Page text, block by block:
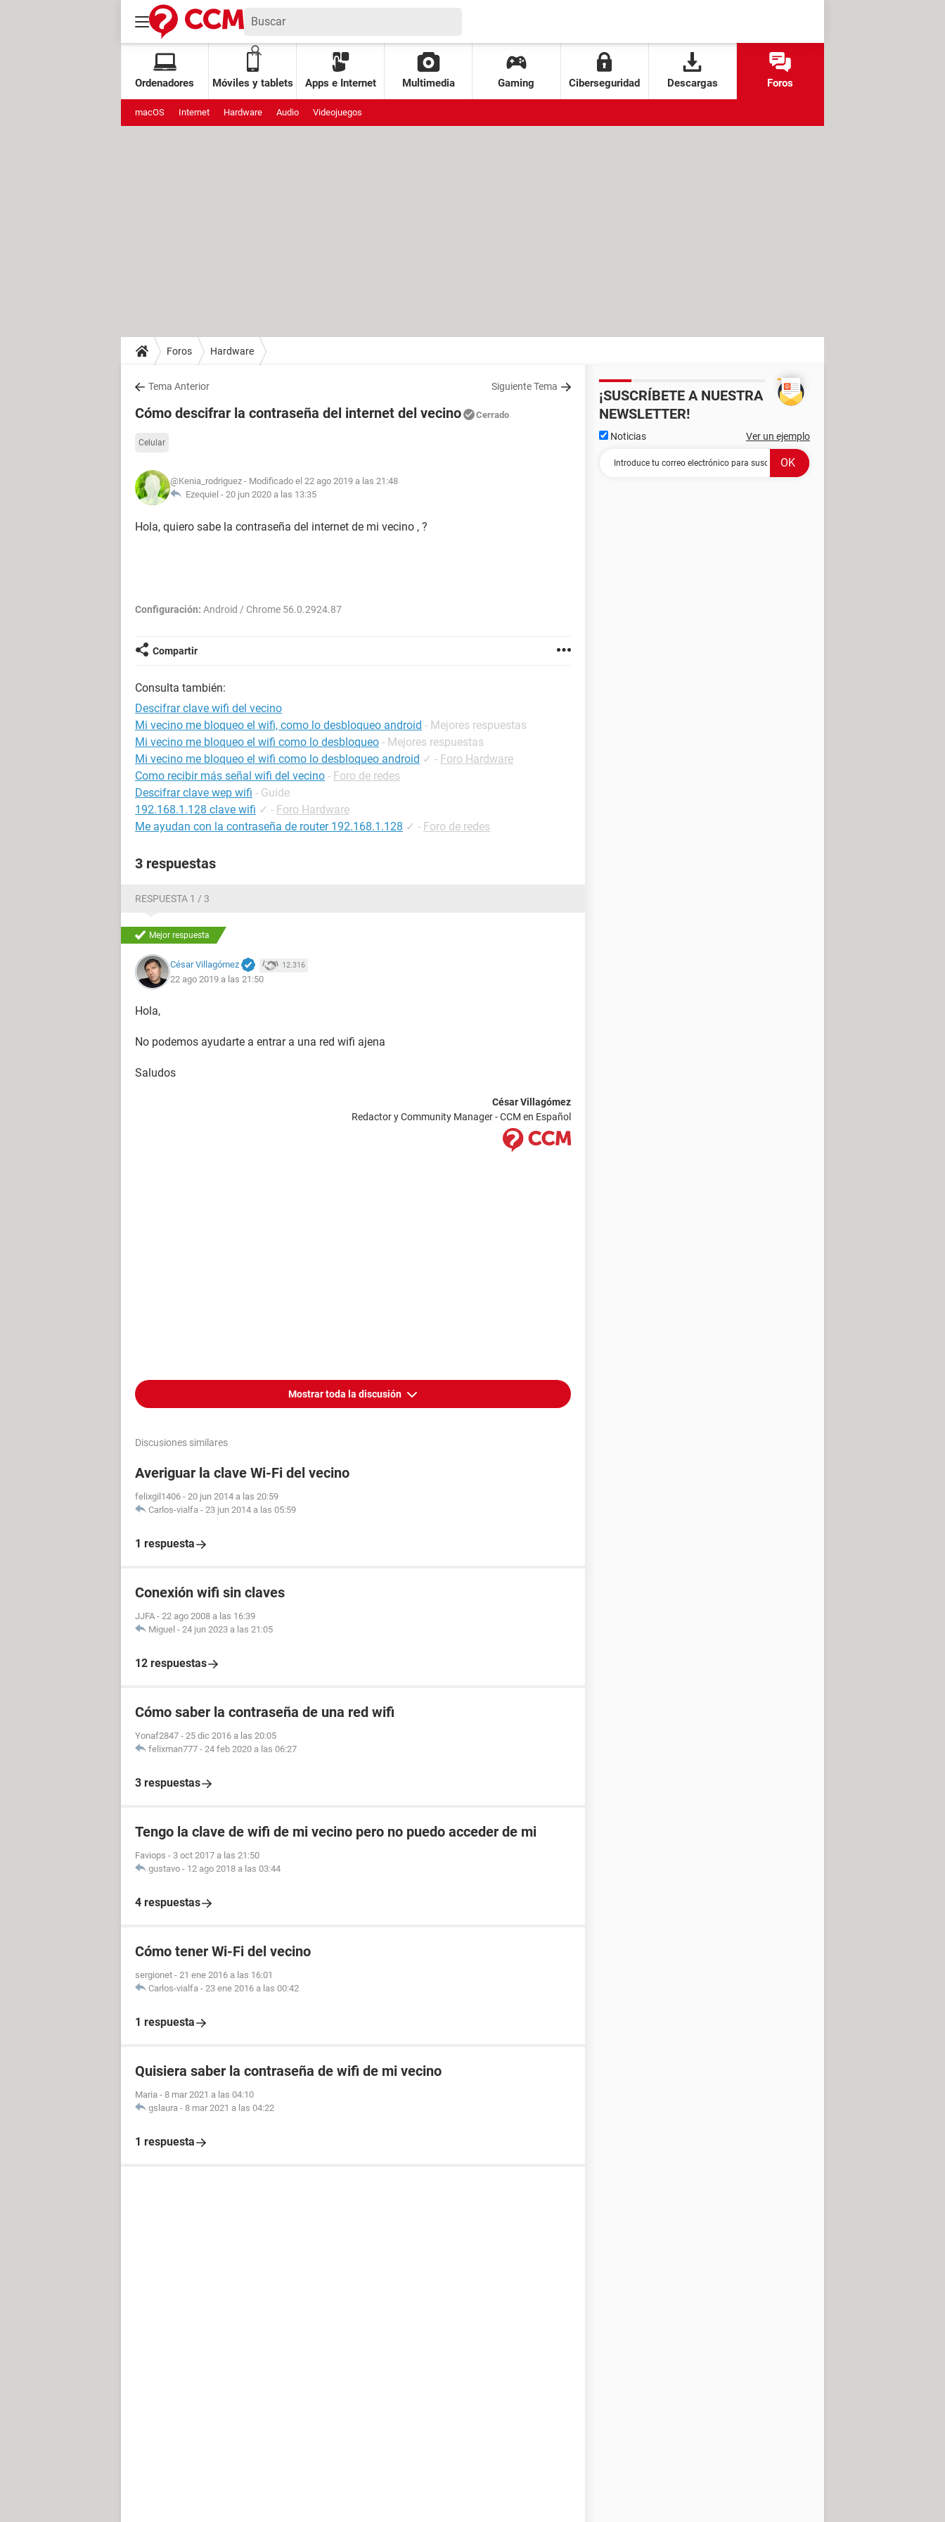
Ordenadores Móviles y tablets Apps e Internet Multimedia Gaming Ciberseguridad Descargas Foros
macOS Internet Hardware Audio Videojuegos
Foros Hardware
Tema Anterior Siguiente Tema
Cómo descifrar la contraseña del internet del vecino Cerrado
Celular
@Kenia_rodriguez - Modificado el 22 ago 2019 a las 21:48
Ezequiel - 20 jun 2020 a las 13:35
Hola, quiero sabe la contraseña del internet de mi vecino , ?
Configuración: Android / Chrome 56.0.2924.87
Compartir
Consulta también:
Descifrar clave wifi del vecino
Mi vecino me bloqueo el wifi, como lo desbloqueo android - Mejores respuestas
Mi vecino me bloqueo el wifi como lo desbloqueo - Mejores respuestas
Mi vecino me bloqueo el wifi como lo desbloqueo android ✓ - Foro Hardware
Como recibir más señal wifi del vecino - Foro de redes
Descifrar clave wep wifi - Guide
192.168.1.128 clave wifi ✓ - Foro Hardware
Me ayudan con la contraseña de router 192.168.1.128 ✓ - Foro de redes
3 respuestas
RESPUESTA 1 / 3
Mejor respuesta
César Villagómez 12.316
22 ago 2019 a las 21:50
Hola,
No podemos ayudarte a entrar a una red wifi ajena
Saludos
César Villagómez
Redactor y Community Manager - CCM en Español
Mostrar toda la discusión
Discusiones similares
Averiguar la clave Wi-Fi del vecino
felixgil1406 - 20 jun 2014 a las 20:59
Carlos-vialfa - 23 jun 2014 a las 05:59
1 respuesta
Conexión wifi sin claves
JJFA - 22 ago 2008 a las 16:39
Miguel - 24 jun 2023 a las 21:05
12 respuestas
Cómo saber la contraseña de una red wifi
Yonaf2847 - 25 dic 2016 a las 20:05
felixman777 - 24 feb 2020 a las 06:27
3 respuestas
Tengo la clave de wifi de mi vecino pero no puedo acceder de mi
Faviops - 3 oct 2017 a las 21:50
gustavo - 12 ago 2018 a las 03:44
4 respuestas
Cómo tener Wi-Fi del vecino
sergionet - 21 ene 2016 a las 16:01
Carlos-vialfa - 23 ene 2016 a las 00:42
1 respuesta
Quisiera saber la contraseña de wifi de mi vecino
Maria - 8 mar 2021 a las 04:10
gslaura - 8 mar 2021 a las 04:22
1 respuesta
¡SUSCRÍBETE A NUESTRA
NEWSLETTER!
Noticias Ver un ejemplo